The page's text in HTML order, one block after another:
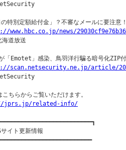
特別定額給付金」？不審なメールに要注意！
www.hbc.co.jp/news/
道放送
「Emotet」感染、鳥羽洋行騙る暗号化ZIP
scan.netsecurity.ne.jp/article/
ちらからご覧いただけます。
jprs.jp/related-info/
サイト更新情報